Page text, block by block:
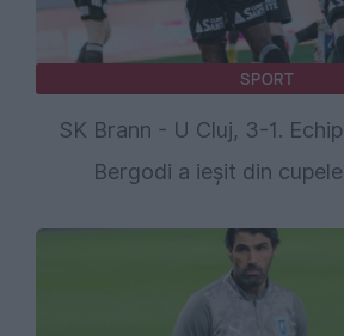
SPORT
SK Brann - U Cluj, 3-1.
Bergodi a ieșit din